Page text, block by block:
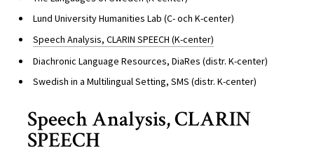
Lund University Humanities Lab (C- och K-center)
Speech Analysis, CLARIN SPEECH (K-center)
Diachronic Language Resources, DiaRes (distr. K-center)
Swedish in a Multilingual Setting, SMS (distr. K-center)
Speech Analysis, CLARIN
SPEECH